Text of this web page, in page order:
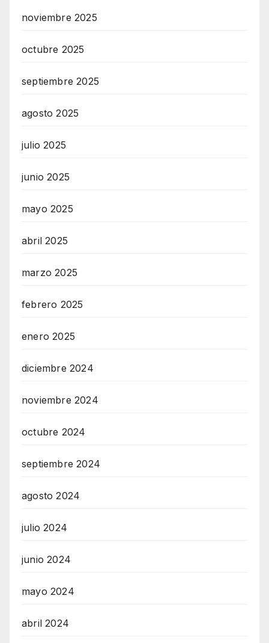
noviembre 2025
octubre 2025
septiembre 2025
agosto 2025
julio 2025
junio 2025
mayo 2025
abril 2025
marzo 2025
febrero 2025
enero 2025
diciembre 2024
noviembre 2024
octubre 2024
septiembre 2024
agosto 2024
julio 2024
junio 2024
mayo 2024
abril 2024